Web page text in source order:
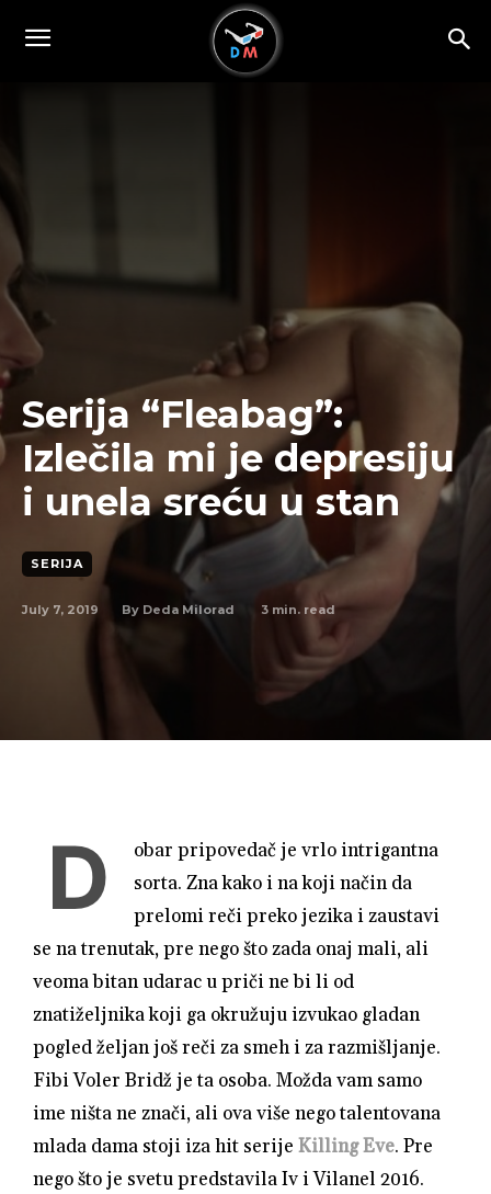
Serija “Fleabag”:
Izlečila mi je depresiju
i unela sreću u stan
SERIJA
July 7, 2019 By Deda Milorad 3 min. read
D
obar pripovedač je vrlo intrigantna
sorta. Zna kako i na koji način da
prelomi reči preko jezika i zaustavi
se na trenutak, pre nego što zada onaj mali, ali
veoma bitan udarac u priči ne bi li od
znatiželjnika koji ga okružuju izvukao gladan
pogled željan još reči za smeh i za razmišljanje.
Fibi Voler Bridž je ta osoba. Možda vam samo
ime ništa ne znači, ali ova više nego talentovana
mlada dama stoji iza hit serije Killing Eve. Pre
nego što je svetu predstavila Iv i Vilanel 2016.